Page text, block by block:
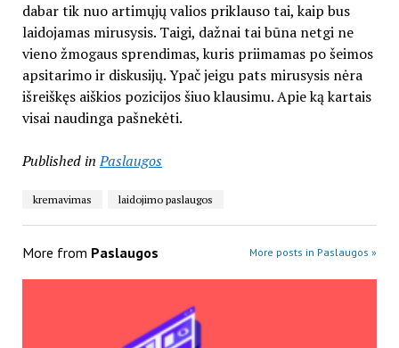
dabar tik nuo artimųjų valios priklauso tai, kaip bus
laidojamas mirusysis. Taigi, dažnai tai būna netgi ne
vieno žmogaus sprendimas, kuris priimamas po šeimos
apsitarimo ir diskusijų. Ypač jeigu pats mirusysis nėra
išreiškęs aiškios pozicijos šiuo klausimu. Apie ką kartais
visai naudinga pašnekėti.
Published in Paslaugos
kremavimas laidojimo paslaugos
More from Paslaugos More posts in Paslaugos »